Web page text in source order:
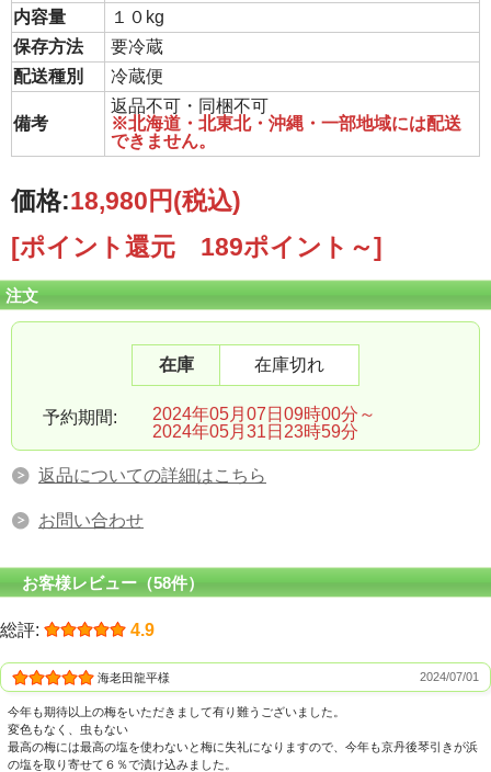
内容量
１０kg
保存方法
要冷蔵
配送種別
冷蔵便
備考
返品不可・同梱不可
※北海道・北東北・沖縄・一部地域には配送
できません。
価格:18,980円(税込)
[ポイント還元 189ポイント～]
注文
在庫 在庫切れ
予約期間:
2024年05月07日09時00分～
2024年05月31日23時59分
返品についての詳細はこちら
お問い合わせ
お客様レビュー（58件）
総評: 4.9
海老田龍平様 2024/07/01
今年も期待以上の梅をいただきまして有り難うございました。
変色もなく、虫もない
最高の梅には最高の塩を使わないと梅に失礼になりますので、今年も京丹後琴引きが浜
の塩を取り寄せて６％で漬け込みました。